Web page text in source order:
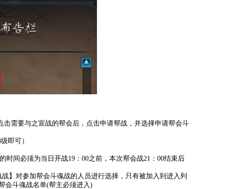
需要与之宣战的帮会后，点击申请帮战，并选择申请帮会斗
即可）
时间必须为当日开战19：00之前，本次帮会战21：00结束后
】对参加帮会斗魂战的人员进行选择，只有被加入到进入列
会斗魂战名单(帮主必须进入)